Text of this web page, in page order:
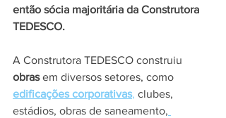
então sócia majoritária da Construtora
TEDESCO.
A Construtora TEDESCO construiu
obras em diversos setores, como
edificações corporativas, clubes,
estádios, obras de saneamento,